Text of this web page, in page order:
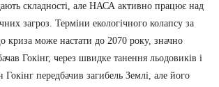
складності, але НАСА активно працює над
загроз. Терміни екологічного колапсу за
може настати до 2070 року, значно
Гокінг, через швидке танення льодовиків і
Гокінг передбачив загибель Землі, але його